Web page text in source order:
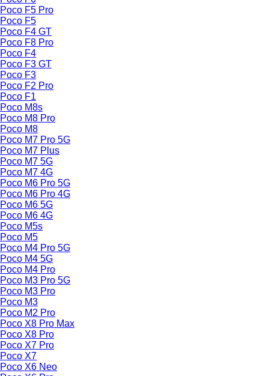
Poco F5 Pro
Poco F5
Poco F4 GT
Poco F8 Pro
Poco F4
Poco F3 GT
Poco F3
Poco F2 Pro
Poco F1
Poco M8s
Poco M8 Pro
Poco M8
Poco M7 Pro 5G
Poco M7 Plus
Poco M7 5G
Poco M7 4G
Poco M6 Pro 5G
Poco M6 Pro 4G
Poco M6 5G
Poco M6 4G
Poco M5s
Poco M5
Poco M4 Pro 5G
Poco M4 5G
Poco M4 Pro
Poco M3 Pro 5G
Poco M3 Pro
Poco M3
Poco M2 Pro
Poco X8 Pro Max
Poco X8 Pro
Poco X7 Pro
Poco X7
Poco X6 Neo